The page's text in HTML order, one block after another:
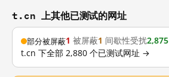
t.cn 上其他已测试的网址
部分被屏蔽1 被屏蔽1 间歇性受扰2,875
t.cn 下全部 2,880 个已测试网址 →